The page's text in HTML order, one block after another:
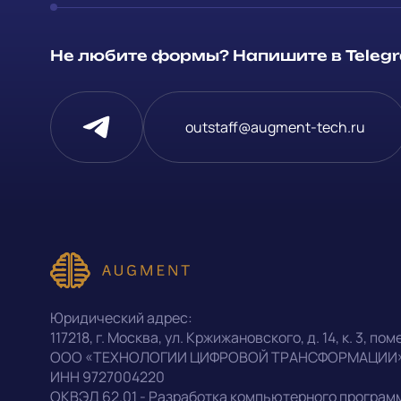
outstaff@augment-tech.ru
+7 (499) 302-30-53
Оставить заявку
Не любите формы? Напишите в
outstaff@augment-tech.ru
Юридический адрес:
117218, г. Москва,ул. Кржижановского, д. 14, к. 3,
ООО «ТЕХНОЛОГИИ ЦИФРОВОЙ
ИНН 9727004220
ОКВЭД 62.01 - Разработка компьютерного
Telegram
проект